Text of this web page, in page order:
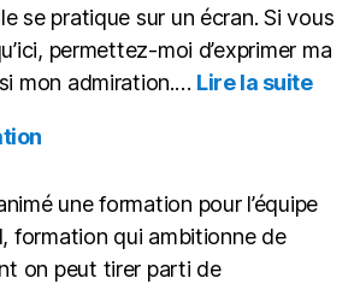
se pratique sur un écran. Si vous
permettez-moi d’exprimer ma
mon admiration.… Lire la suite:
une formation pour l’équipe
formation qui ambitionne de
on peut tirer parti de